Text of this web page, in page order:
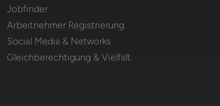
Jobfinder
Arbeitnehmer Registrierung
Social Media & Networks
Gleichberechtigung & Vielfalt